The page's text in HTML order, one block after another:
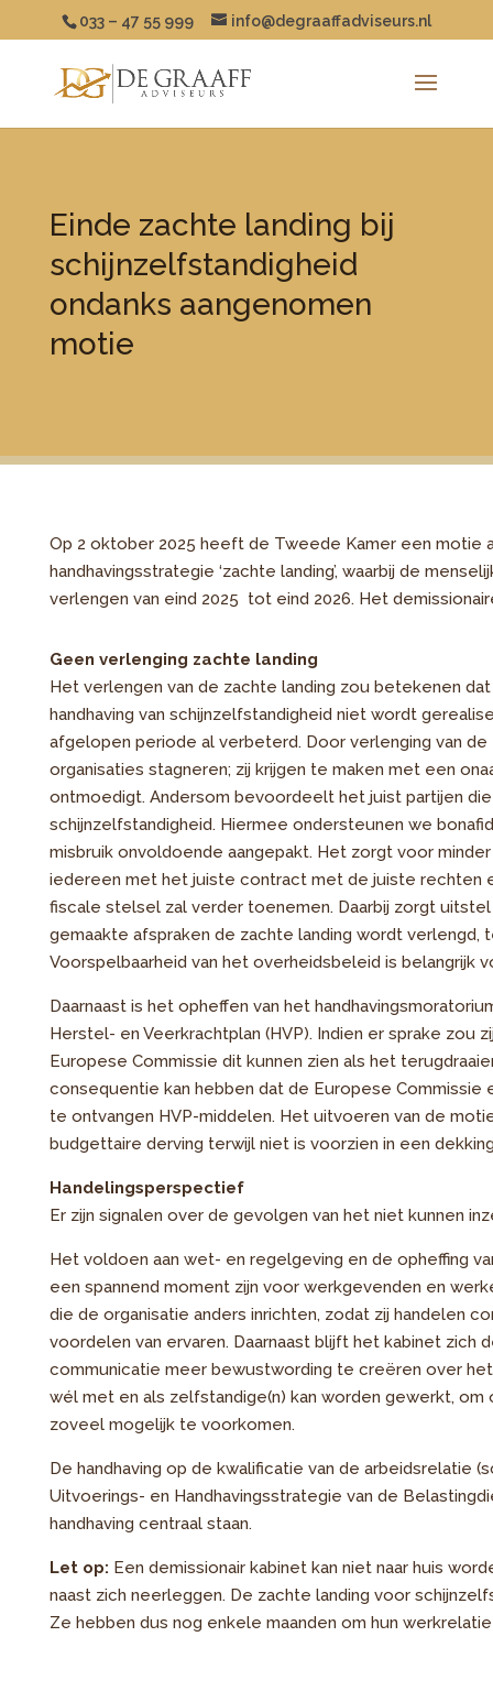
033 – 47 55 999 info@degraaffadviseurs.nl
Einde zachte landing bij
schijnzelfstandigheid
ondanks aangenomen
motie
Op 2 oktober 2025 heeft de Tweede Kamer een motie
handhavingsstrategie ‘zachte landing’, waarbij de
verlengen van eind 2025 tot eind 2026. Het
Geen verlenging zachte landing
Het verlengen van de zachte landing zou betekenen
handhaving van schijnzelfstandigheid niet wordt
afgelopen periode al verbeterd. Door verlenging van
organisaties stagneren; zij krijgen te maken met een
ontmoedigt. Andersom bevoordeelt het juist partijen
schijnzelfstandigheid. Hiermee ondersteunen we
misbruik onvoldoende aangepakt. Het zorgt voor
iedereen met het juiste contract met de juiste rechten
fiscale stelsel zal verder toenemen. Daarbij zorgt
gemaakte afspraken de zachte landing wordt
Voorspelbaarheid van het overheidsbeleid is belangrijk
Daarnaast is het opheffen van het
Herstel- en Veerkrachtplan (HVP). Indien er sprake zou
Europese Commissie dit kunnen zien als het
consequentie kan hebben dat de Europese
te ontvangen HVP-middelen. Het uitvoeren van de
budgettaire derving terwijl niet is voorzien in een
Handelingsperspectief
Er zijn signalen over de gevolgen van het niet kunnen
Het voldoen aan wet- en regelgeving en de opheffing
een spannend moment zijn voor werkgevenden en
die de organisatie anders inrichten, zodat zij handelen
voordelen van ervaren. Daarnaast blijft het kabinet
communicatie meer bewustwording te creëren over
wél met en als zelfstandige(n) kan worden gewerkt,
zoveel mogelijk te voorkomen.
De handhaving op de kwalificatie van de arbeidsrelatie
Uitvoerings- en Handhavingsstrategie van de
handhaving centraal staan.
Let op: Een demissionair kabinet kan niet naar huis
naast zich neerleggen. De zachte landing voor
Ze hebben dus nog enkele maanden om hun